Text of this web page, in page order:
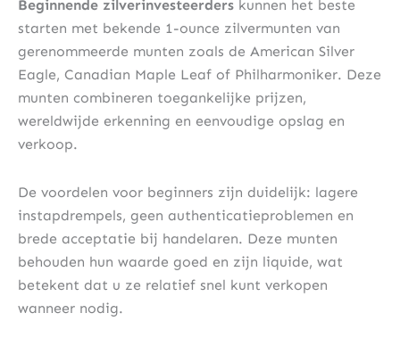
Beginnende zilverinvesteerders kunnen het beste
starten met bekende 1-ounce zilvermunten van
gerenommeerde munten zoals de American Silver
Eagle, Canadian Maple Leaf of Philharmoniker. Deze
munten combineren toegankelijke prijzen,
wereldwijde erkenning en eenvoudige opslag en
verkoop.
De voordelen voor beginners zijn duidelijk: lagere
instapdrempels, geen authenticatieproblemen en
brede acceptatie bij handelaren. Deze munten
behouden hun waarde goed en zijn liquide, wat
betekent dat u ze relatief snel kunt verkopen
wanneer nodig.